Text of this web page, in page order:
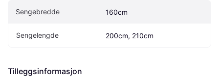
Sengebredde 160cm
Sengelengde 200cm, 210cm
Tilleggsinformasjon